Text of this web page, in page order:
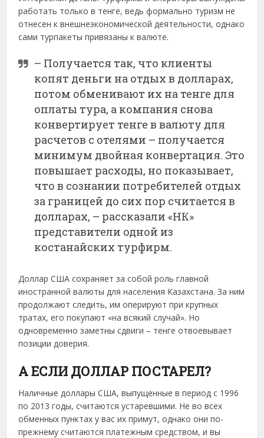
работать только в тенге, ведь формально туризм не
отнесен к внешнеэкономической деятельности, однако
сами турпакеты привязаны к валюте.
– Получается так, что клиенты
копят деньги на отдых в долларах,
потом обменивают их на тенге для
оплаты тура, а компания снова
конвертирует тенге в валюту для
расчетов с отелями – получается
минимум двойная конвертация. Это
повышает расходы, но показывает,
что в сознании потребителей отдых
за границей до сих пор считается в
долларах, – рассказали «НК»
представители одной из
костанайских турфирм.
Доллар США сохраняет за собой роль главной
иностранной валюты для населения Казахстана. За ним
продолжают следить, им оперируют при крупных
тратах, его покупают «на всякий случай». Но
одновременно заметны сдвиги – тенге отвоевывает
позиции доверия.
А ЕСЛИ ДОЛЛАР ПОСТАРЕЛ?
Наличные доллары США, выпущенные в период с 1996
по 2013 годы, считаются устаревшими. Не во всех
обменных пунктах у вас их примут, однако они по-
прежнему считаются платежным средством, и вы